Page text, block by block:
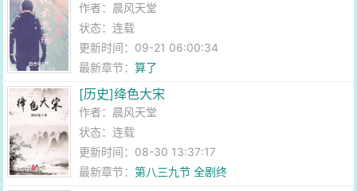
作者： 晨风天堂
状态：连载
更新时间：09-21 06:00:34
最新章节：算了
[历史]绛色大宋
作者： 晨风天堂
状态：连载
更新时间：08-30 13:37:17
最新章节：第八三九节 全剧终